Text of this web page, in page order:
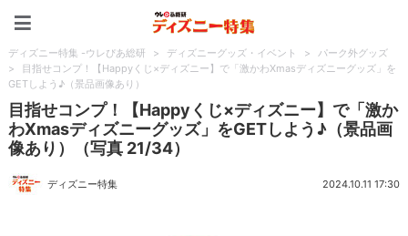
ディズニー特集 -ウレぴあ総研 > ディズニーグッズ・イベント >
パーク外グッズ
>
目指せコンプ！【Happyくじ×ディズニー】で「激かわXmasディズニーグッズ」を
GETしよう♪（景品画像あり）
目指せコンプ！【Happyくじ×ディズニー】で「激か
わXmasディズニーグッズ」をGETしよう♪（景品画
像あり）（写真 21/34）
ディズニー特集 2024.10.11 17:30